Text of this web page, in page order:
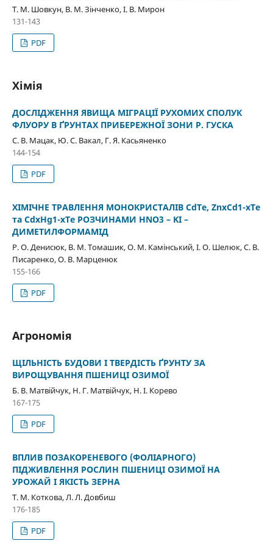
Т. М. Шовкун, В. М. Зінченко, І. В. Мирон
131-143
PDF
Хімія
ДОСЛІДЖЕННЯ ЯВИЩА МІГРАЦІЇ РУХОМИХ СПОЛУК
ФЛУОРУ В ҐРУНТАХ ПРИБЕРЕЖНОЇ ЗОНИ Р. ГУСКА
С. В. Мацак, Ю. С. Вакал, Г. Я. Касьяненко
144-154
PDF
ХІМІЧНЕ ТРАВЛЕННЯ МОНОКРИСТАЛІВ СdTe, ZnxCd1-xTe
та CdxHg1-xTe РОЗЧИНАМИ HNO3 – KI –
ДИМЕТИЛФОРМАМІД
Р. О. Денисюк, В. М. Томашик, О. М. Камінський, І. О. Шелюк, С. В.
Писаренко, О. В. Марценюк
155-166
PDF
Агрономія
ЩІЛЬНІСТЬ БУДОВИ І ТВЕРДІСТЬ ҐРУНТУ ЗА
ВИРОЩУВАННЯ ПШЕНИЦІ ОЗИМОЇ
Б. В. Матвійчук, Н. Г. Матвійчук, Н. І. Корево
167-175
PDF
ВПЛИВ ПОЗАКОРЕНЕВОГО (ФОЛІАРНОГО)
ПІДЖИВЛЕННЯ РОСЛИН ПШЕНИЦІ ОЗИМОЇ НА
УРОЖАЙ І ЯКІСТЬ ЗЕРНА
Т. М. Коткова, Л. Л. Довбиш
176-185
PDF